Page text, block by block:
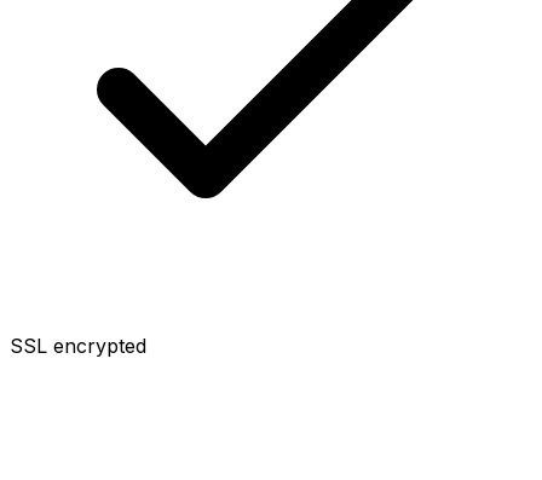
SSL encrypted